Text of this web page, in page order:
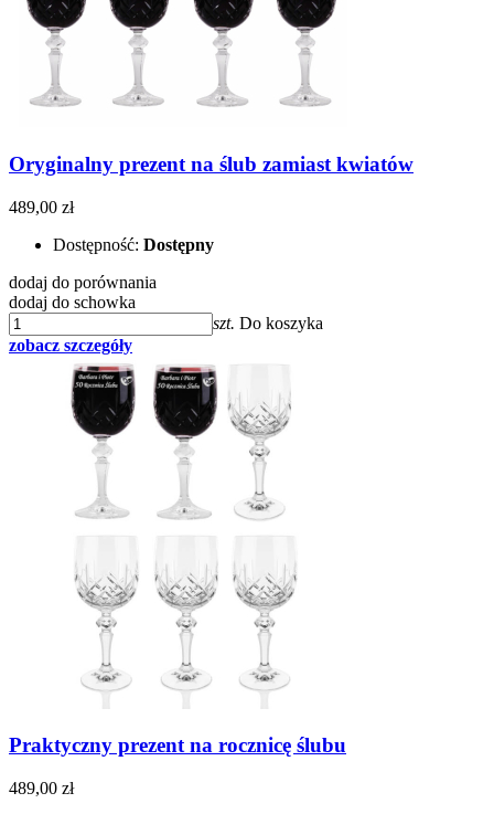
Oryginalny prezent na ślub zamiast kwiatów
489,00 zł
Dostępność: Dostępny
dodaj do porównania
dodaj do schowka
szt. Do koszyka
zobacz szczegóły
Praktyczny prezent na rocznicę ślubu
489,00 zł